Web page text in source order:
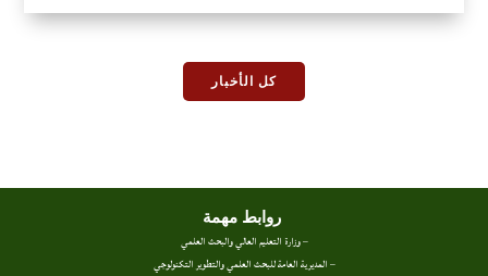
كل الأخبار
روابط مهمة
– وزارة التعليم العالي والبحث العلمي
– المديرية العامة للبحث العلمي والتطوير التكنولوجي